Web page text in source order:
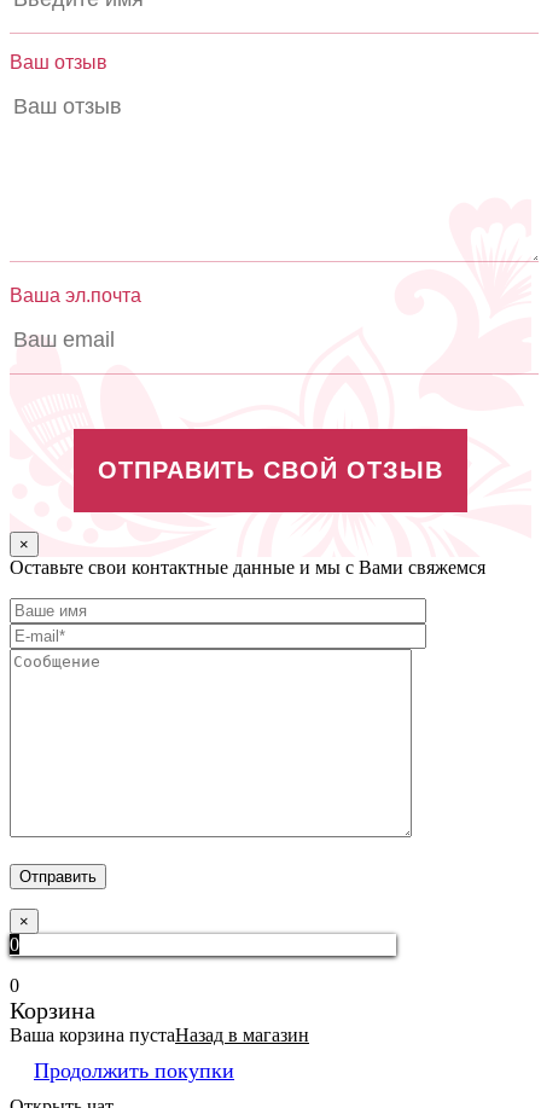
Ваш отзыв
Ваша эл.почта
ОТПРАВИТЬ СВОЙ ОТЗЫВ
×
Оставьте свои контактные данные и мы с Вами свяжемся
×
0
0
Корзина
Ваша корзина пустаНазад в магазин
Продолжить покупки